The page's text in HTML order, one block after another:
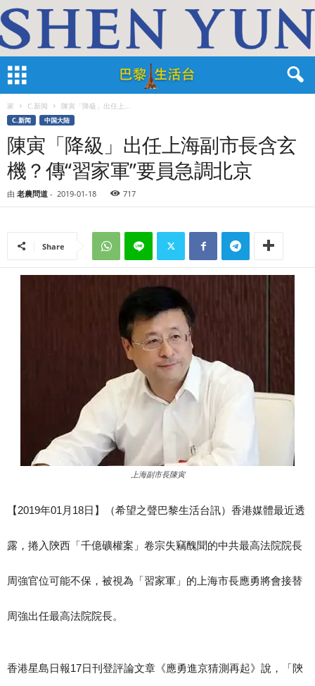
家 C.新闻 陳寅「降級​​​​」出任上...
C.新闻 中国大陆
陳寅「降級​​​​」出任上海副市長含玄
機？傳“習家軍”要員急調北京
由 老農問道 - 2019-01-18 717
Share
上海副市長陳寅
【2019年01月18日】（希望之聲巴黎生活台訊）香港媒體最近透
露，捲入陝西「千億礦權案」卷宗失竊醜聞的中共最高法院院長
周強官位可能不保，被視為「習家軍」的上海市長應勇將會接替
周強出任最高法院院長。
香港星島日報17日刊登評論文章《應勇進京猜測再起》說，「陝